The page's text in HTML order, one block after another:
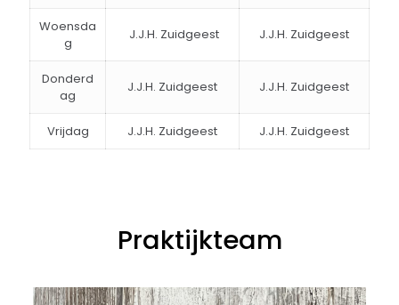
Woensda
g
J.J.H. Zuidgeest J.J.H. Zuidgeest
Donderd
ag
J.J.H. Zuidgeest J.J.H. Zuidgeest
Vrijdag J.J.H. Zuidgeest J.J.H. Zuidgeest
Praktijkteam